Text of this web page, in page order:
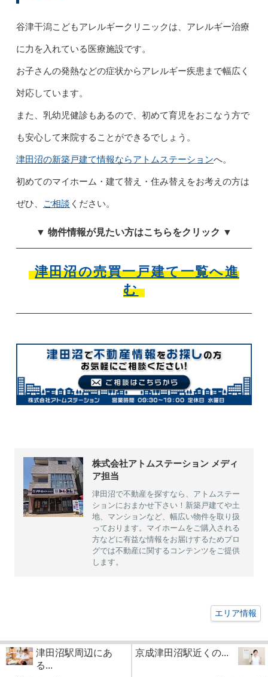
谷津干潟こどもアレルギークリニックは、アレルギー治療
に力を入れている医療施設です。
お子さんの発熱などの症状からアレルギー疾患まで幅広く
対応しています。
また、乳幼児健診もあるので、初めて育児をおこなう方で
も安心して来院することができるでしょう。
津田沼の新築戸建て情報ならアトムステーションへ。
初めてのマイホーム・建て替え・住み替えをお考えの方は
ぜひ、 ご相談 ください。
▼ 物件情報が見たい方はこちらをクリック ▼
津田沼の売買一戸建て一覧へ進
む
株式会社アトムステーション メディ
ア担当
津田沼で不動産を探すなら、アトムステー
ションにおまかせ下さい！新築戸建てや土
地、マンションなど、幅広い物件を取り扱
っております。マイホームをご購入される
方などに有益な情報をお届けするためブロ
グでは不動産に関するコンテンツをご提供
します。
エリア情報
津田沼駅周辺にあ
る...
京成津田沼駅近くの...